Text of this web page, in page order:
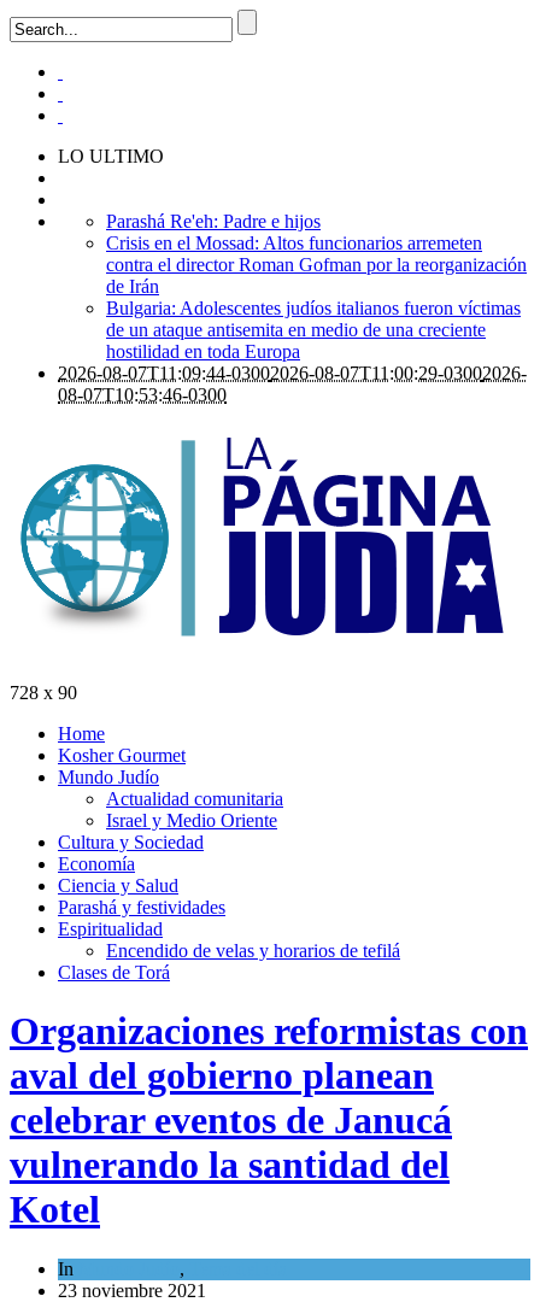
LO ULTIMO
Parashá Re'eh: Padre e hijos
Crisis en el Mossad: Altos funcionarios arremeten
contra el director Roman Gofman por la reorganización
de Irán
Bulgaria: Adolescentes judíos italianos fueron víctimas
de un ataque antisemita en medio de una creciente
hostilidad en toda Europa
2026-08-07T11:09:44-03002026-08-07T11:00:29-03002026-
08-07T10:53:46-0300
728 x 90
Home
Kosher Gourmet
Mundo Judío
Actualidad comunitaria
Israel y Medio Oriente
Cultura y Sociedad
Economía
Ciencia y Salud
Parashá y festividades
Espiritualidad
Encendido de velas y horarios de tefilá
Clases de Torá
Organizaciones reformistas con
aval del gobierno planean
celebrar eventos de Janucá
vulnerando la santidad del
Kotel
In ,
23 noviembre 2021